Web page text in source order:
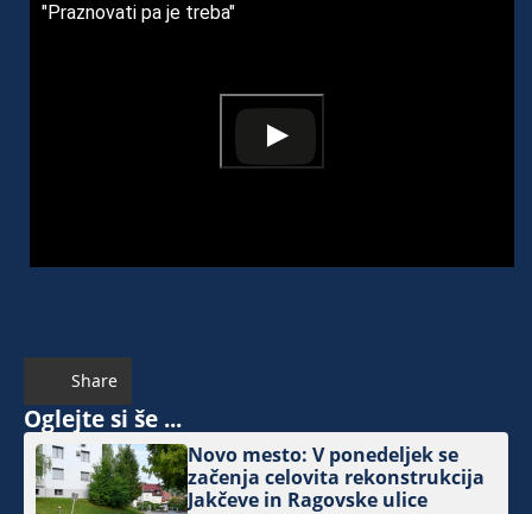
"Praznovati pa je treba"
Share
Oglejte si še ...
Novo mesto: V ponedeljek se
začenja celovita rekonstrukcija
Jakčeve in Ragovske ulice